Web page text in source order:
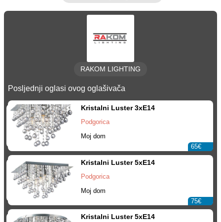
RAKOM LIGHTING
Posljednji oglasi ovog oglašivača
Kristalni Luster 3xE14
Podgorica
Moj dom
65€
Kristalni Luster 5xE14
Podgorica
Moj dom
75€
Kristalni Luster 5xE14